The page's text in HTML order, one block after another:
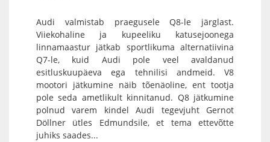
Audi valmistab praegusele Q8-le järglast.
Viiekohaline ja kupeeliku katusejoonega
linnamaastur jätkab sportlikuma alternatiivina
Q7-le, kuid Audi pole veel avaldanud
esitluskuupäeva ega tehnilisi andmeid. V8
mootori jätkumine näib tõenäoline, ent tootja
pole seda ametlikult kinnitanud. Q8 jätkumine
polnud varem kindel Audi tegevjuht Gernot
Döllner ütles Edmundsile, et tema ettevõtte
juhiks saades...